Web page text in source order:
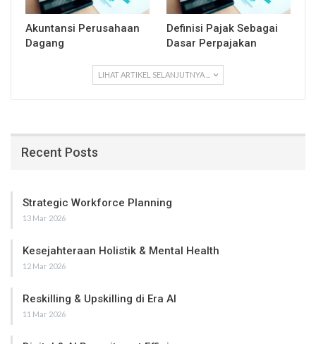
Akuntansi Perusahaan
Dagang
Definisi Pajak Sebagai
Dasar Perpajakan
LIHAT ARTIKEL SELANJUTNYA ...
Recent Posts
Strategic Workforce Planning
13 Mar 2026
Kesejahteraan Holistik & Mental Health
12 Mar 2026
Reskilling & Upskilling di Era AI
11 Mar 2026